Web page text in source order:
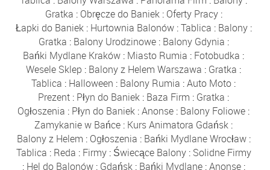
Gratka : Obręcze do Baniek: Oferty Pracy:
Łapki do Baniek: Hurtownia Balonów:Tablica : Balony:
Gratka : Balony Urodzinowe: Balony Gdynia :
Bańki Mydlane Kraków : Miasto Rumia : Fotobudka :
Wesele Sklep : Balony z Helem Warszawa : Gratka :
Tablica : Halloween : Balony Rumia :Auto Moto :
Prezent : Płyn do Baniek : Baza Firm : Gratka :
Ogłoszenia : Płyn do Baniek :Anonse : Balony Foliowe :
Zamykanie w Bańce : Kurs Animatora Gdańsk :
Balony z Helem : Ogłoszenia : Bańki Mydlane Wrocław:
Tablica : Reda : Firmy: Świecące Balony: Solidne Firmy
: Hel do Balonów: Gdańsk: Bańki Mydlane:Anonse: